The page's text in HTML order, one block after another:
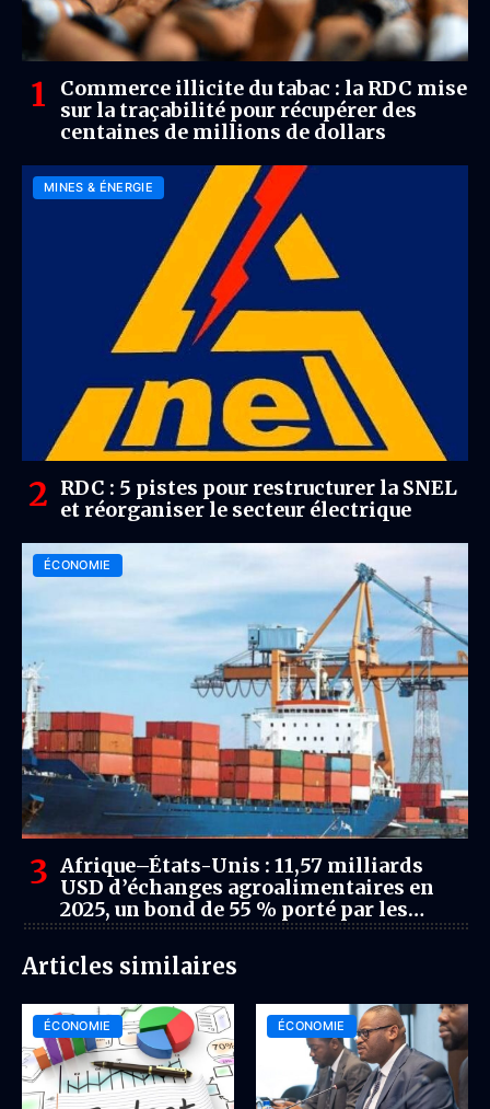
Commerce illicite du tabac : la RDC mise
sur la traçabilité pour récupérer des
centaines de millions de dollars
MINES & ÉNERGIE
RDC : 5 pistes pour restructurer la SNEL
et réorganiser le secteur électrique
ÉCONOMIE
Afrique–États-Unis : 11,57 milliards
USD d’échanges agroalimentaires en
2025, un bond de 55 % porté par les
matières premières
Articles similaires
ÉCONOMIE ÉCONOMIE